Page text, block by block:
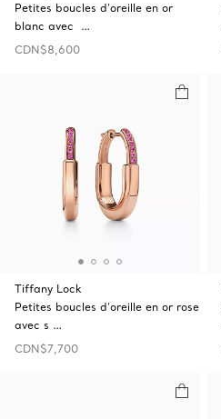
Petites boucles d’oreille en or
blanc avec …
CDN$8,600
Tiffany Lock
Petites boucles d’oreille en or rose
avec s …
CDN$7,700